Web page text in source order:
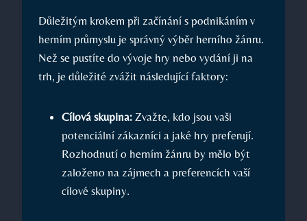
Důležitým krokem při začínání s podnikáním v
herním průmyslu je správný výběr herního žánru.
Než se pustíte do vývoje hry nebo vydání ji na
trh, je důležité zvážit následující faktory:
Cílová skupina: Zvažte, kdo jsou vaši
potenciální zákazníci a jaké hry preferují.
Rozhodnutí o herním žánru by mělo být
založeno na zájmech a preferencích vaší
cílové skupiny.